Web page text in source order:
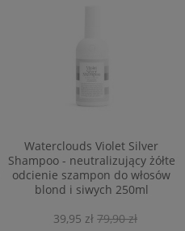
Waterclouds Violet Silver
Shampoo - neutralizujący żółte
odcienie szampon do włosów
blond i siwych 250ml
39,95 zł 79,90 zł